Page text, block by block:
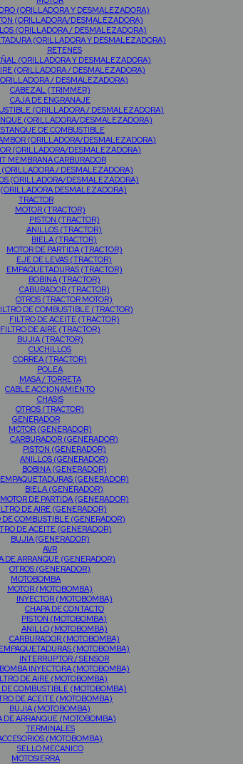
(ORILLADORA Y DESMALEZADORA)
(ORILLADORA/DESMALEZADORA)
(ORILLADORA / DESMALEZADORA)
(ORILLADORA Y DESMALEZADORA)
RETENES
(ORILLADORA Y DESMALEZADORA)
(ORILLADORA / DESMALEZADORA)
/ DESMALEZADORA)
CABEZAL (TRIMMER)
CAJA DE ENGRANAJE
(ORILLADORA / DESMALEZADORA)
(ORILLADORA/DESMALEZADORA)
DE COMBUSTIBLE
(ORILLADORA/DESMALEZADORA)
(ORILLADORA/DESMALEZADORA)
MEMBRANA CARBURADOR
(ORILLADORA / DESMALEZADORA)
(ORILLADORA/DESMALEZADORA)
(ORILLADORA DESMALEZADORA)
TRACTOR
MOTOR (TRACTOR)
PISTON (TRACTOR)
ANILLOS (TRACTOR)
BIELA (TRACTOR)
MOTOR DE PARTIDA (TRACTOR)
EJE DE LEVAS (TRACTOR)
EMPAQUETADURAS (TRACTOR)
BOBINA (TRACTOR)
CABURADOR (TRACTOR)
OTROS (TRACTOR MOTOR)
DE COMBUSTIBLE (TRACTOR)
FILTRO DE ACEITE (TRACTOR)
FILTRO DE AIRE (TRACTOR)
BUJIA (TRACTOR)
CUCHILLOS
CORREA (TRACTOR)
POLEA
MASA / TORRETA
CABLE ACCIONAMIENTO
CHASIS
OTROS (TRACTOR)
GENERADOR
MOTOR (GENERADOR)
CARBURADOR (GENERADOR)
PISTON (GENERADOR)
ANILLOS (GENERADOR)
BOBINA (GENERADOR)
EMPAQUETADURAS (GENERADOR)
BIELA (GENERADOR)
MOTOR DE PARTIDA (GENERADOR)
DE AIRE (GENERADOR)
DE COMBUSTIBLE (GENERADOR)
DE ACEITE (GENERADOR)
BUJIA (GENERADOR)
AVR
DE ARRANQUE (GENERADOR)
OTROS (GENERADOR)
MOTOBOMBA
MOTOR (MOTOBOMBA)
INYECTOR (MOTOBOMBA)
CHAPA DE CONTACTO
PISTON (MOTOBOMBA)
ANILLO (MOTOBOMBA)
CARBURADOR (MOTOBOMBA)
EMPAQUETADURAS (MOTOBOMBA)
INTERRUPTOR / SENSOR
BOMBA INYECTORA (MOTOBOMBA)
DE AIRE (MOTOBOMBA)
DE COMBUSTIBLE (MOTOBOMBA)
DE ACEITE (MOTOBOMBA)
BUJIA (MOTOBOMBA)
DE ARRANQUE (MOTOBOMBA)
TERMINALES
(MOTOBOMBA)
SELLO MECANICO
MOTOSIERRA